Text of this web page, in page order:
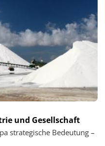
und Gesellschaft
strategische Bedeutung –